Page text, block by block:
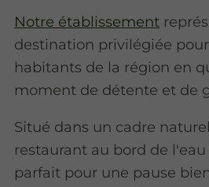
Notre établissement
destination privilégiée
habitants de la région en
moment de détente et de
Situé dans un cadre
restaurant au bord de
parfait pour une pause